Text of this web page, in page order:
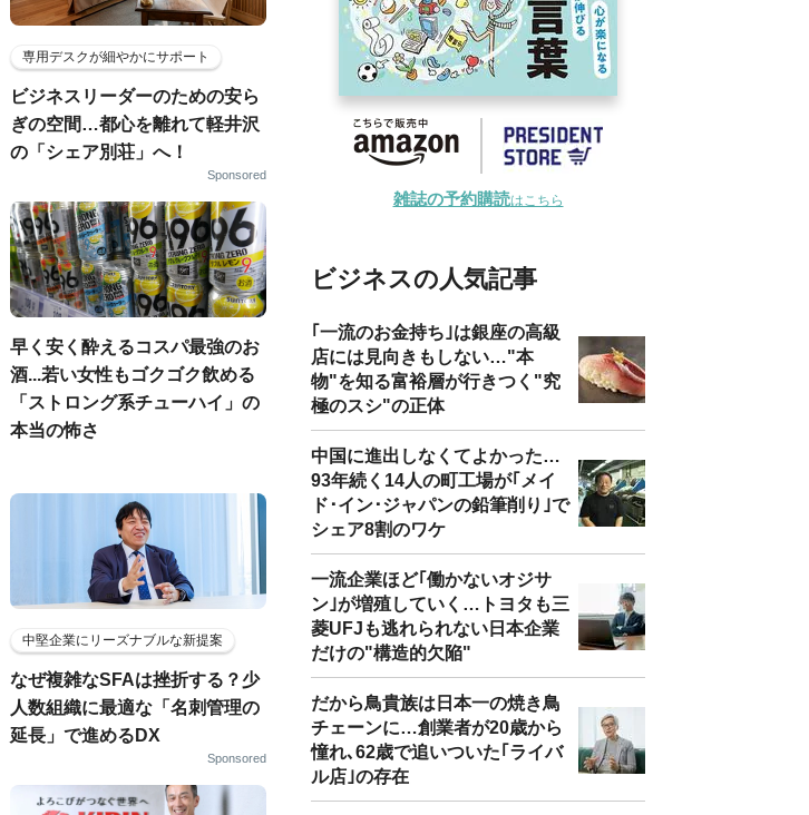
専用デスクが細やかにサポート
ビジネスリーダーのための安ら
ぎの空間…都心を離れて軽井沢
の「シェア別荘」へ！
Sponsored
早く安く酔えるコスパ最強のお
酒...若い女性もゴクゴク飲める
「ストロング系チューハイ」の
本当の怖さ
中堅企業にリーズナブルな新提案
なぜ複雑なSFAは挫折する？少
人数組織に最適な「名刺管理の
延長」で進めるDX
Sponsored
雑誌の予約購読はこちら
ビジネスの人気記事
｢一流のお金持ち｣は銀座の高級
店には見向きもしない…"本
物"を知る富裕層が行きつく"究
極のスシ"の正体
中国に進出しなくてよかった…
93年続く14人の町工場が｢メイ
ド･イン･ジャパンの鉛筆削り｣で
シェア8割のワケ
一流企業ほど｢働かないオジサ
ン｣が増殖していく…トヨタも三
菱UFJも逃れられない日本企業
だけの"構造的欠陥"
だから鳥貴族は日本一の焼き鳥
チェーンに…創業者が20歳から
憧れ､62歳で追いついた｢ライバ
ル店｣の存在